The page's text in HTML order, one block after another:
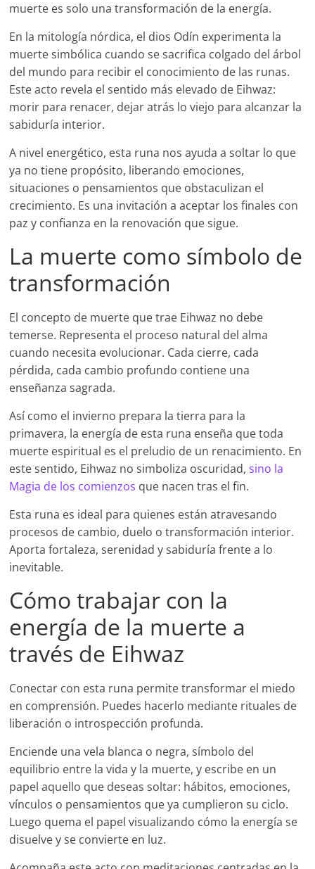
muerte es solo una transformación de la energía.
En la mitología nórdica, el dios Odín experimenta la
muerte simbólica cuando se sacrifica colgado del árbol
del mundo para recibir el conocimiento de las runas.
Este acto revela el sentido más elevado de Eihwaz:
morir para renacer, dejar atrás lo viejo para alcanzar la
sabiduría interior.
A nivel energético, esta runa nos ayuda a soltar lo que
ya no tiene propósito, liberando emociones,
situaciones o pensamientos que obstaculizan el
crecimiento. Es una invitación a aceptar los finales con
paz y confianza en la renovación que sigue.
La muerte como símbolo de
transformación
El concepto de muerte que trae Eihwaz no debe
temerse. Representa el proceso natural del alma
cuando necesita evolucionar. Cada cierre, cada
pérdida, cada cambio profundo contiene una
enseñanza sagrada.
Así como el invierno prepara la tierra para la
primavera, la energía de esta runa enseña que toda
muerte espiritual es el preludio de un renacimiento. En
este sentido, Eihwaz no simboliza oscuridad,sino la
Magia de los comienzos que nacen tras el fin.
Esta runa es ideal para quienes están atravesando
procesos de cambio, duelo o transformación interior.
Aporta fortaleza, serenidad y sabiduría frente a lo
inevitable.
Cómo trabajar con la
energía de la muerte a
través de Eihwaz
Conectar con esta runa permite transformar el miedo
en comprensión. Puedes hacerlo mediante rituales de
liberación o introspección profunda.
Enciende una vela blanca o negra, símbolo del
equilibrio entre la vida y la muerte, y escribe en un
papel aquello que deseas soltar: hábitos, emociones,
vínculos o pensamientos que ya cumplieron su ciclo.
Luego quema el papel visualizando cómo la energía se
disuelve y se convierte en luz.